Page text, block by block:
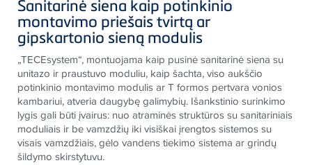
Sanitarinė siena kaip potinkinio
montavimo priešais tvirtą ar
gipskartonio sieną modulis
„TECEsystem“, montuojama kaip pusinė sanitarinė siena su
unitazo ir praustuvo moduliu, kaip šachta, viso aukščio
potinkinio montavimo modulis ar T formos pertvara vonios
kambariui, atveria daugybę galimybių. Išankstinio surinkimo
lygis gali būti įvairus: nuo atraminės struktūros su sanitariniais
moduliais ir be vamzdžių iki visiškai įrengtos sistemos su
visais vamzdžiais, gėlo vandens tiekimo sistema ar grindų
šildymo skirstytuvu.